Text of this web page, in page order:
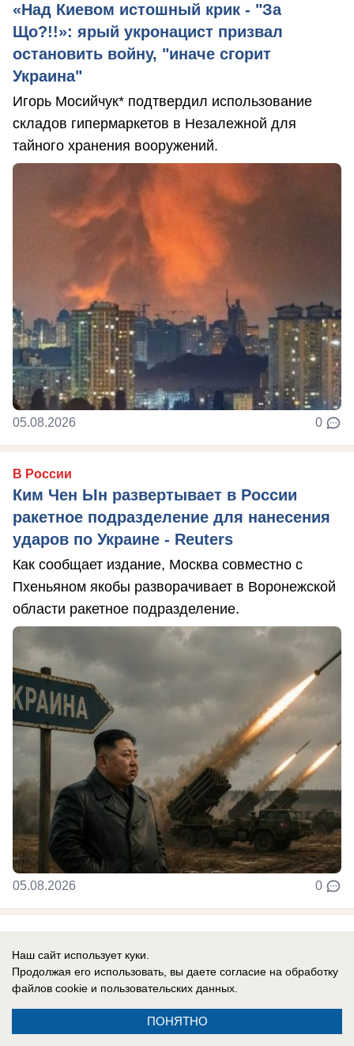
«Над Киевом истошный крик - "За
Що?!!»: ярый укронацист призвал
остановить войну, "иначе сгорит
Украина"
Игорь Мосийчук* подтвердил использование
складов гипермаркетов в Незалежной для
тайного хранения вооружений.
05.08.2026 0
В России
Ким Чен Ын развертывает в России
ракетное подразделение для нанесения
ударов по Украине - Reuters
Как сообщает издание, Москва совместно с
Пхеньяном якобы разворачивает в Воронежской
области ракетное подразделение.
05.08.2026 0
Новости СВО: удар по логистике в
Киевской области, атакован склад
устроили бой из-за дезертирства
Наш сайт использует куки.
Продолжая его использовать, вы даете согласие на обработку
файлов cookie и пользовательских данных.
ПОНЯТНО